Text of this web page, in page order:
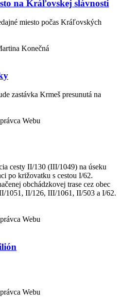
na Kráľovskej slávnosti
miesto počas Kráľovských
Konečná
zastávka Krmeš presunutá na
Webu
cesty II/130 (III/1049) na úseku
po križovatku s cestou I/62.
obchádzkovej trase cez obec
1051, II/126, III/1061, II/503 a I/62.
Webu
Webu